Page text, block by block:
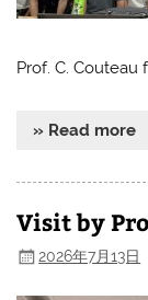
Prof. C. Couteau
» Read more
Visit by
2026年7月13日